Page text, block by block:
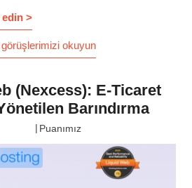
edin >
okuyun
(Nexcess): E-Ticaret
Barındırma
Puanımız